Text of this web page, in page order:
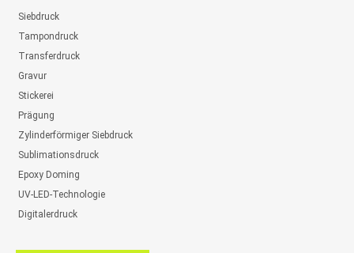
Siebdruck
Tampondruck
Transferdruck
Gravur
Stickerei
Prägung
Zylinderförmiger Siebdruck
Sublimationsdruck
Epoxy Doming
UV-LED-Technologie
Digitalerdruck